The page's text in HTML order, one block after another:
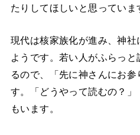
たりしてほしいと思っていま
現代は核家族化が進み、神
ようです。若い人がふらっ
るので、「先に神さんにお
す。「どうやって読むの？
もいます。